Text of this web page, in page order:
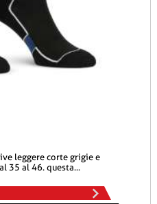
35 al 46. questa...